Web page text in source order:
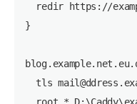
redir https://
}
tls